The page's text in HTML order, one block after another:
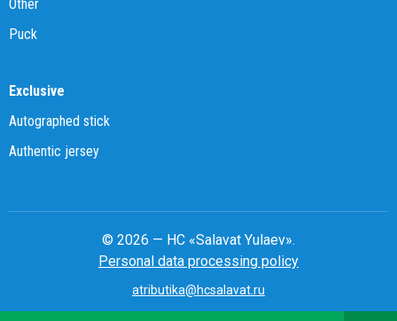
Other
Puck
Exclusive
Autographed stick
Authentic jersey
© 2026 — HC «Salavat Yulaev».
Personal data processing policy
atributika@hcsalavat.ru